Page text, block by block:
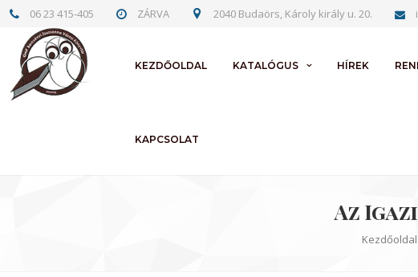
2040 Budaörs, Károly király u. 20.
ZÁRVA
06 23 415-405
KEZDŐOLDAL KATALÓGUS HÍREK
KAPCSOLAT
Az
Kezdőoldal